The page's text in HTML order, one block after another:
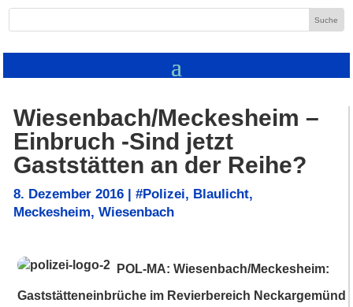
Wiesenbach/Meckesheim –
Einbruch -Sind jetzt
Gaststätten an der Reihe?
8. Dezember 2016 | #Polizei, Blaulicht,
Meckesheim, Wiesenbach
POL-MA: Wiesenbach/Meckesheim:
Gaststätteneinbrüche im Revierbereich Neckargemünd